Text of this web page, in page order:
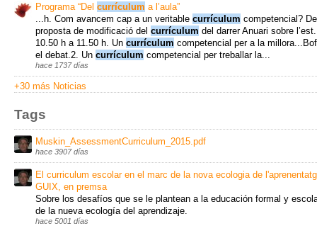
Programa “Del currículum a l’aula”
...h. Com avancem cap a un veritable currículum competencial?
proposta de modificació del currículum del darrer Anuari sobre
10.50 h a 11.50 h. Un currículum competencial per a la
el debat.2. Un currículum competencial per treballar la...
hace 1737 días
+30 más Noticias
Tags
Muskin_AssessmentCurriculum_2015.pdf
hace 3907 días
El curriculum escolar en el marc de la nova ecologia de
GUIX, en premsa
Sobre los desafíos que se le plantean a la educación formal y
de la nueva ecología del aprendizaje.
hace 5001 días